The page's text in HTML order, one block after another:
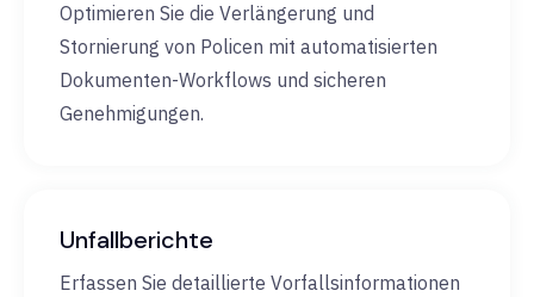
Optimieren Sie die Verlängerung und
Stornierung von Policen mit automatisierten
Dokumenten-Workflows und sicheren
Genehmigungen.
Unfallberichte
Erfassen Sie detaillierte Vorfallsinformationen